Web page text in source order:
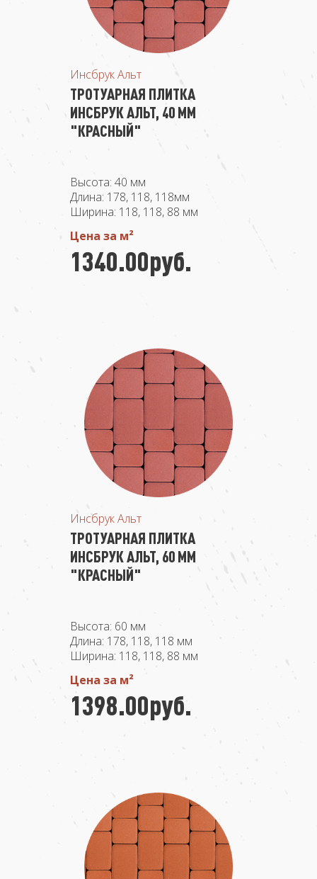
Инсбрук Альт
ТРОТУАРНАЯ ПЛИТКА
ИНСБРУК АЛЬТ, 40 ММ
"КРАСНЫЙ"
Высота: 40 мм
Длина: 178, 118, 118мм
Ширина: 118, 118, 88 мм
Цена за м²
1340.00руб.
Инсбрук Альт
ТРОТУАРНАЯ ПЛИТКА
ИНСБРУК АЛЬТ, 60 ММ
"КРАСНЫЙ"
Высота: 60 мм
Длина: 178, 118, 118 мм
Ширина: 118, 118, 88 мм
Цена за м²
1398.00руб.